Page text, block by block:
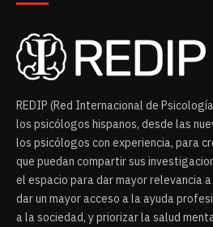
REDIP (Red Internacional de
los psicólogos hispanos, desde las
los psicólogos con experiencia, para
que puedan compartir sus
el espacio para dar mayor relevancia
dar un mayor acceso a la ayuda
a la sociedad, y priorizar la salud